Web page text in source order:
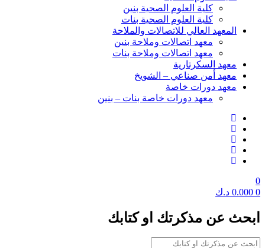
كلية العلوم الصحية بنين
كلية العلوم الصحية بنات
المعهد العالي للاتصالات والملاحة
معهد اتصالات وملاحة بنين
معهد اتصالات وملاحة بنات
معهد السكرتارية
معهد أمن صناعي – الشويخ
معهد دورات خاصة
معهد دورات خاصة بنات – بنين
0
0
0.000 د.ك
ابحث عن مذكرتك او كتابك